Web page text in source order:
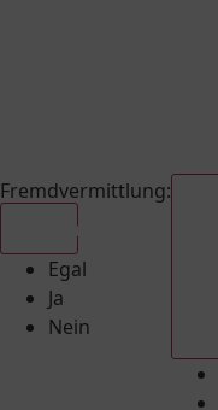
Fremdvermittlung:
Egal
Ja
Nein